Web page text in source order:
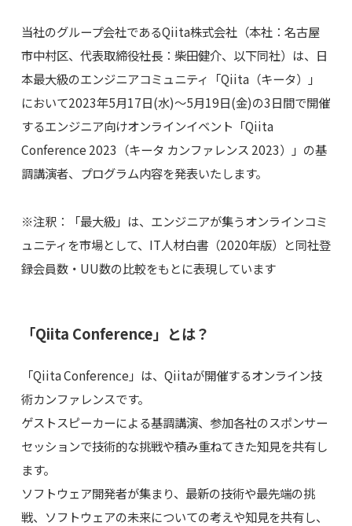
当社のグループ会社であるQiita株式会社（本社：名古屋
市中村区、代表取締役社長：柴田健介、以下同社）は、日
本最大級のエンジニアコミュニティ「Qiita（キータ）」
において2023年5月17日(水)〜5月19日(金)の3日間で開催
するエンジニア向けオンラインイベント「Qiita
Conference 2023（キータ カンファレンス 2023）」の基
調講演者、プログラム内容を発表いたします。
※注釈：「最大級」は、エンジニアが集うオンラインコミ
ュニティを市場として、IT人材白書（2020年版）と同社登
録会員数・UU数の比較をもとに表現しています
「Qiita Conference」とは？
「Qiita Conference」は、Qiitaが開催するオンライン技
術カンファレンスです。
ゲストスピーカーによる基調講演、参加各社のスポンサー
セッションで技術的な挑戦や積み重ねてきた知見を共有し
ます。
ソフトウェア開発者が集まり、最新の技術や最先端の挑
戦、ソフトウェアの未来についての考えや知見を共有し、